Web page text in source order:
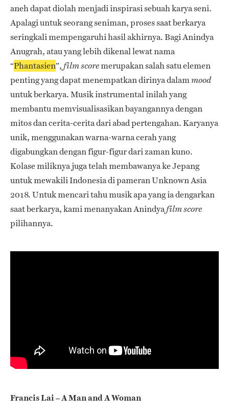
aneh dapat diolah menjadi inspirasi sebuah karya seni.
Apalagi untuk seorang seniman, proses saat berkarya
seringkali mempengaruhi hasil akhirnya. Bagi Anindya
Anugrah, atau yang lebih dikenal lewat nama
“Phantasien”, film scoremerupakan salah satu elemen
penting yang dapat menempatkan dirinya dalammood
untuk berkarya. Musik instrumental inilah yang
membantu memvisualisasikan bayangannya dengan
mitos dan cerita-cerita dari abad pertengahan. Karyanya
unik, menggunakan warna-warna cerah yang
digabungkan dengan figur-figur dari zaman kuno.
Kolase miliknya juga telah membawanya ke Jepang
untuk mewakili Indonesia di pameran Unknown Asia
2018. Untuk mencari tahu musik apa yang ia dengarkan
saat berkarya, kami menanyakan Anindyafilm score
pilihannya.
Francis Lai – A Man and A Woman